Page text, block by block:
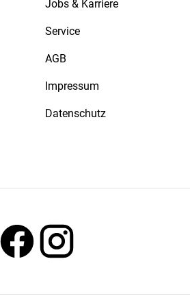
Jobs & Karriere
Service
AGB
Impressum
Datenschutz